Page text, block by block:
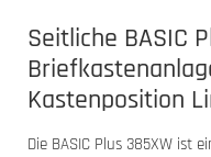
Seitliche BASIC
Kastenposition
Die BASIC Plus 385XW ist